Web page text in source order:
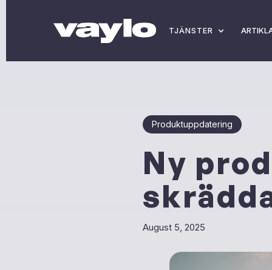
TJÄNSTER
Produktuppdatering
Ny
August 5, 2025